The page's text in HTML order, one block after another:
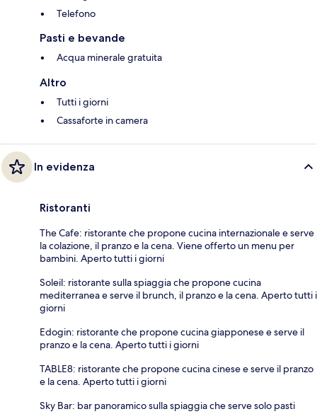
Telefono
Pasti e bevande
Acqua minerale gratuita
Altro
Tutti i giorni
Cassaforte in camera
In evidenza
Ristoranti
The Cafe: ristorante che propone cucina internazionale e serve
la colazione, il pranzo e la cena. Viene offerto un menu per
bambini. Aperto tutti i giorni
Soleil: ristorante sulla spiaggia che propone cucina
mediterranea e serve il brunch, il pranzo e la cena. Aperto tutti i
giorni
Edogin: ristorante che propone cucina giapponese e serve il
pranzo e la cena. Aperto tutti i giorni
TABLE8: ristorante che propone cucina cinese e serve il pranzo
e la cena. Aperto tutti i giorni
Sky Bar: bar panoramico sulla spiaggia che serve solo pasti